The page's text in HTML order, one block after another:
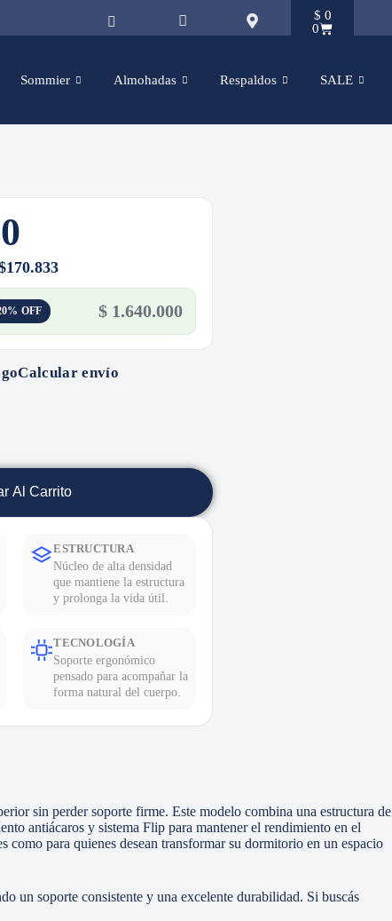
$ 0
0
Sommier Almohadas Respaldos SALE
OFF $1.640.000
Calcular envío
Al Carrito
ESTRUCTURA
Núcleo de alta densidad
que mantiene la estructura
y prolonga la vida útil.
TECNOLOGÍA
Soporte ergonómico
pensado para acompañar la
forma natural del cuerpo.
sin perder soporte firme. Este modelo combina una estructura de
antiácaros y sistema Flip para mantener el rendimiento en el
para quienes desean transformar su dormitorio en un espacio
un soporte consistente y una excelente durabilidad. Si buscás